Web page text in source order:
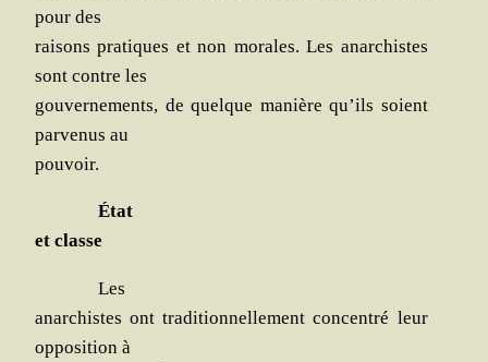
pour des
rai­sons pra­tiques et non morales. Les anar­chistes
sont contre les
gou­ver­ne­ments, de quelque manière qu’ils soient
par­ve­nus au
pouvoir.
État
et classe
Les
anar­chistes ont tra­di­tion­nel­le­ment concen­tré leur
oppo­si­tion à